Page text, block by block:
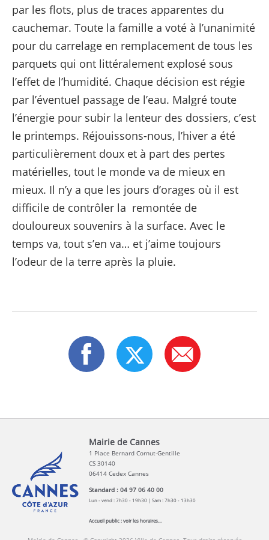
par les flots, plus de traces apparentes du
cauchemar. Toute la famille a voté à l’unanimité
pour du carrelage en remplacement de tous les
parquets qui ont littéralement explosé sous
l’effet de l’humidité. Chaque décision est régie
par l’éventuel passage de l’eau. Malgré toute
l’énergie pour subir la lenteur des dossiers, c’est
le printemps. Réjouissons-nous, l’hiver a été
particulièrement doux et à part des pertes
matérielles, tout le monde va de mieux en
mieux. Il n’y a que les jours d’orages où il est
difficile de contrôler la remontée de
douloureux souvenirs à la surface. Avec le
temps va, tout s’en va… et j’aime toujours
l’odeur de la terre après la pluie.
Mairie de Cannes
1 Place Bernard Cornut-Gentille
CS 30140
06414 Cedex Cannes
Standard : 04 97 06 40 00
Lun - vend : 7h30 - 19h30 | Sam : 7h30 - 13h30
Accueil public :voir les horaires...